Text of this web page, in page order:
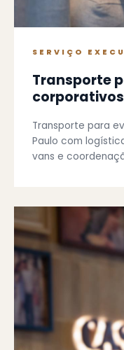
SERVIÇO
Transporte
corporativos
Transporte para
Paulo com
vans e